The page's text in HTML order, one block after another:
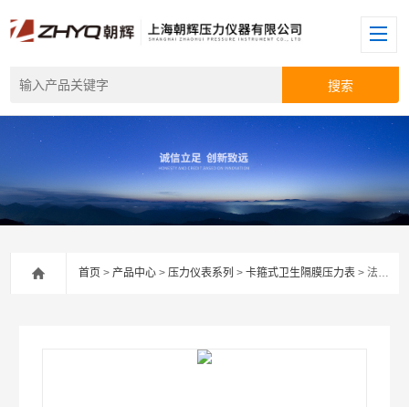
首页 >产品中心 >压力仪表系列 >卡箍式卫生隔膜压力表 > 法兰型卫生隔膜压力表